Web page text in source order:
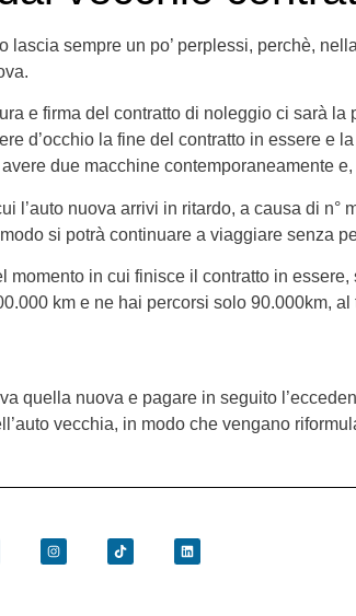
lascia sempre un po’ perplessi, perchè,
e firma del contratto di noleggio ci sarà
d’occhio la fine del contratto in essere
due macchine contemporaneamente
l’auto nuova arrivi in ritardo, a causa di
si potrà continuare a viaggiare senza
momento in cui finisce il contratto in
km e ne hai percorsi solo 90.000km,
quella nuova e pagare in seguito
vecchia, in modo che vengano